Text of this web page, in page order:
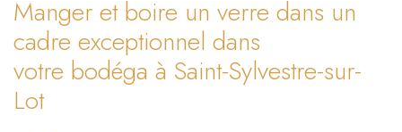
Manger et boire un verre dans un
cadre exceptionnel dans
votre bodéga à Saint-Sylvestre-sur-
Lot